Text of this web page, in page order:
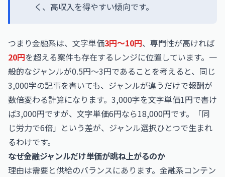
く、高収入を得やすい傾向です。
つまり金融系は、文字単価3円〜10円、専門性が高ければ
20円を超える案件も存在するレンジに位置しています。一
般的なジャンルが0.5円〜3円であることを考えると、同じ
3,000字の記事を書いても、ジャンルが違うだけで報酬が
数倍変わる計算になります。3,000字を文字単価1円で書け
ば3,000円ですが、文字単価6円なら18,000円です。「同
じ労力で6倍」という差が、ジャンル選択ひとつで生まれ
るわけです。
なぜ金融ジャンルだけ単価が跳ね上がるのか
理由は需要と供給のバランスにあります。金融系コンテン